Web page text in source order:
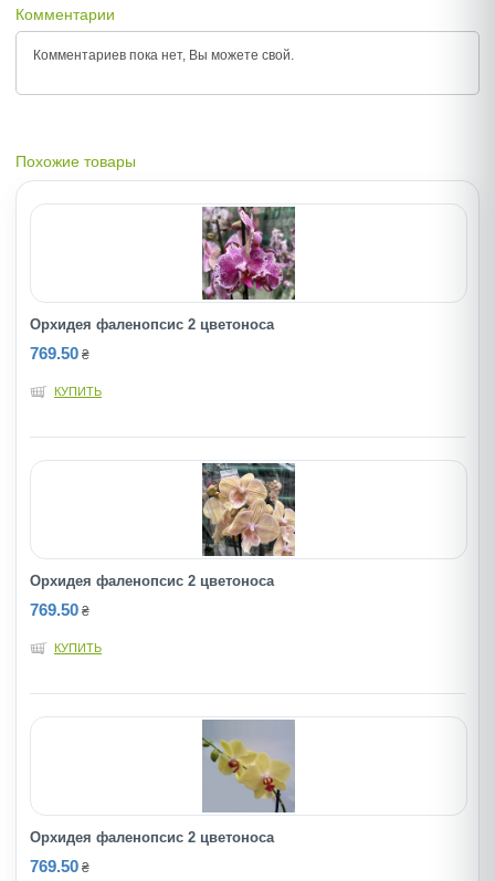
Комментарии
Комментариев пока нет, Вы можете свой.
Похожие товары
Орхидея фаленопсис 2 цветоноса
769.50 ₴
КУПИТЬ
Орхидея фаленопсис 2 цветоноса
769.50 ₴
КУПИТЬ
Орхидея фаленопсис 2 цветоноса
769.50 ₴